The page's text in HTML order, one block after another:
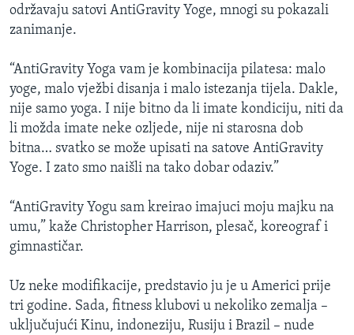
održavaju satovi AntiGravity Yoge, mnogi su pokazali
zanimanje.
“AntiGravity Yoga vam je kombinacija pilatesa: malo
yoge, malo vježbi disanja i malo istezanja tijela. Dakle,
nije samo yoga. I nije bitno da li imate kondiciju, niti da
li možda imate neke ozljede, nije ni starosna dob
bitna… svatko se može upisati na satove AntiGravity
Yoge. I zato smo naišli na tako dobar odaziv.”
“AntiGravity Yogu sam kreirao imajuci moju majku na
umu,” kaže Christopher Harrison, plesač, koreograf i
gimnastičar.
Uz neke modifikacije, predstavio ju je u Americi prije
tri godine. Sada, fitness klubovi u nekoliko zemalja –
uključujući Kinu, indoneziju, Rusiju i Brazil – nude